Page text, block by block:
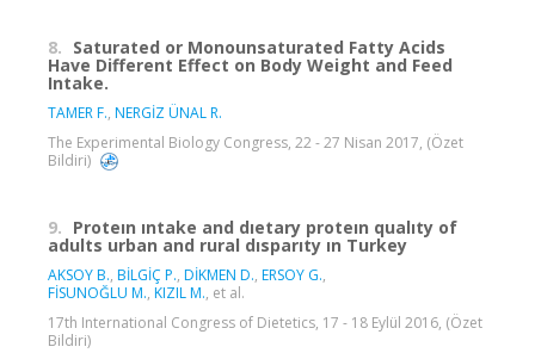
8. Saturated or Monounsaturated Fatty Acids
Have Different Effect on Body Weight and Feed
Intake.
TAMER F., NERGİZ ÜNAL R.
The Experimental Biology Congress, 22 - 27 Nisan 2017, (Özet
Bildiri)
9. Proteın ıntake and dıetary proteın qualıty of
adults urban and rural dısparıty ın Turkey
AKSOY B., BİLGİÇ P., DİKMEN D., ERSOY G.,
FİSUNOĞLU M., KIZIL M., et al.
17th International Congress of Dietetics, 17 - 18 Eylül 2016, (Özet
Bildiri)